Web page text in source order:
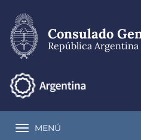
contenido
principal
Consulado
República Argentina
Toggle navigation
MENÚ